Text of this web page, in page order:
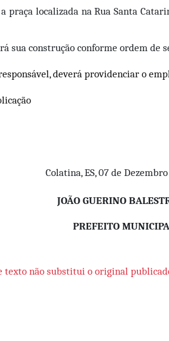
a praça localizada na Rua Santa
sua construção conforme ordem de
deverá providenciar o
Colatina, ES, 07 de
JOÃO GUERINO
PREFEITO
texto não substitui o original